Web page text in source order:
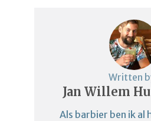
Written
Jan Willem
Als barbier ben ik al